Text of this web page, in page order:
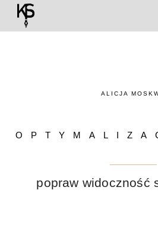
ALICJA
popraw widoczność